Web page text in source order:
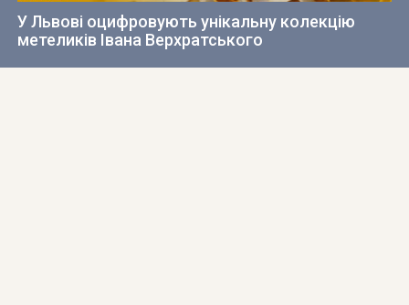
У Львові оцифровують унікальну колекцію
метеликів Івана Верхратського